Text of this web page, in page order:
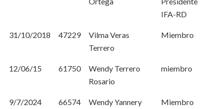
IFA-RD
31/10/2018 47229
Vilma Veras
Terrero
Miembro
12/06/15 61750
Wendy Terrero
Rosario
miembro
9/7/2024 66574
Wendy Yannery
Miembro